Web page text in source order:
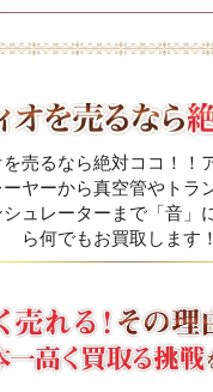
売るなら絶対ココ！！
ヤーから真空管やトラ
シュレーターまで「音」
ら何でもお買取します！